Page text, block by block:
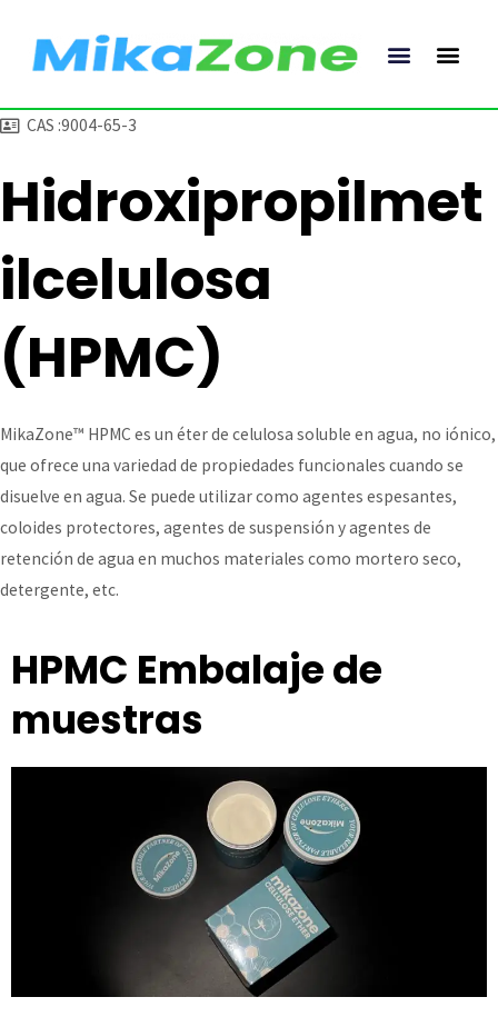
contenido
CAS :9004-65-3
Hidroxipropilmet
ilcelulosa
(HPMC)
MikaZone™ HPMC es un éter de celulosa soluble en agua, no iónico,
que ofrece una variedad de propiedades funcionales cuando se
disuelve en agua. Se puede utilizar como agentes espesantes,
coloides protectores, agentes de suspensión y agentes de
retención de agua en muchos materiales como mortero seco,
detergente, etc.
HPMC Embalaje de
muestras